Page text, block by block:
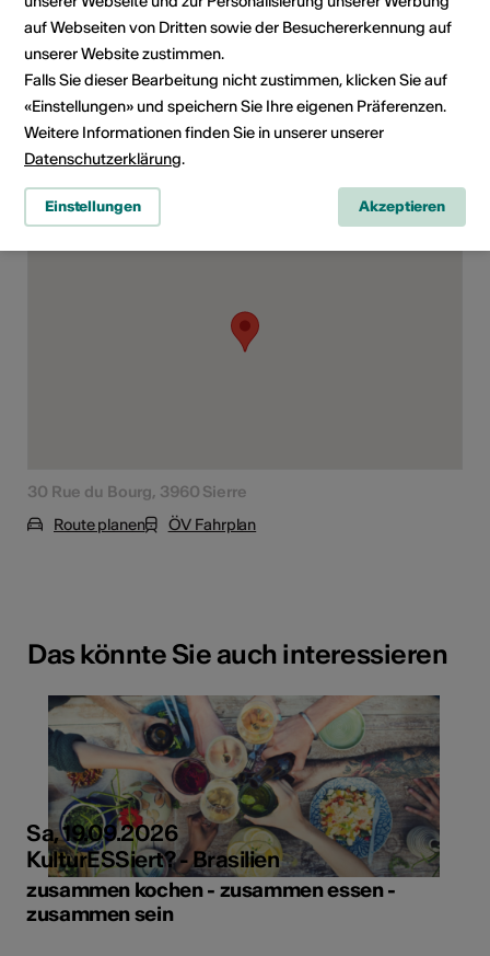
Rubrik
Art der Veranstaltung
Konzert
Altersfreigabe
Ab 6 Jahren
Veranstaltungsort
30 Rue du Bourg, 3960 Sierre
Route planen
ÖV Fahrplan
Das könnte Sie auch interessieren
Sa, 19.09.2026
KulturESSiert? - Brasilien
zusammen kochen - zusammen essen -
zusammen sein
auf Webseiten von Dritten sowie der Besuchererkennung auf
unserer Website zustimmen.
Falls Sie dieser Bearbeitung nicht zustimmen, klicken Sie auf
«Einstellungen» und speichern Sie Ihre eigenen Präferenzen.
Weitere Informationen finden Sie in unserer unserer
Datenschutzerklärung.
Einstellungen Akzeptieren